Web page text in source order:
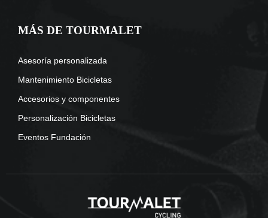
MÁS DE TOURMALET
Asesoría personalizada
Mantenimiento Bicicletas
Accesorios y componentes
Personalización Bicicletas
Eventos Fundación